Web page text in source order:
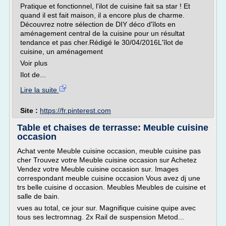
Pratique et fonctionnel, l'ilot de cuisine fait sa star ! Et
quand il est fait maison, il a encore plus de charme.
Découvrez notre sélection de DIY déco d'îlots en
aménagement central de la cuisine pour un résultat
tendance et pas cher.Rédigé le 30/04/2016L'îlot de
cuisine, un aménagement
Voir plus
Ilot de...
Lire la suite
Site : https://fr.pinterest.com
Table et chaises de terrasse: Meuble cuisine
occasion
Achat vente Meuble cuisine occasion, meuble cuisine pas
cher Trouvez votre Meuble cuisine occasion sur Achetez
Vendez votre Meuble cuisine occasion sur. Images
correspondant meuble cuisine occasion Vous avez dj une
trs belle cuisine d occasion. Meubles Meubles de cuisine et
salle de bain.
vues au total, ce jour sur. Magnifique cuisine quipe avec
tous ses lectromnag. 2x Rail de suspension Metod...